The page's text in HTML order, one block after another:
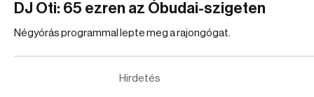
DJ Oti: 65 ezren az Óbudai-szigeten
Négyórás programmal lepte meg a rajongógat.
Hirdetés